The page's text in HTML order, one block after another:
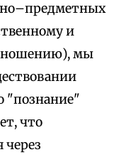
и
мы
"познание"
что
через